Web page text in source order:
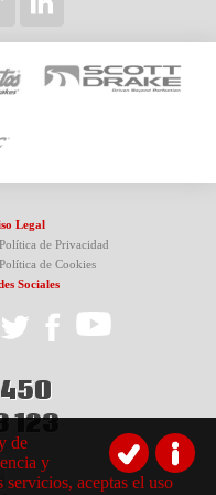
Legal
Política de Privacidad
Política de Cookies
Sociales
123
de
y
aceptas el uso